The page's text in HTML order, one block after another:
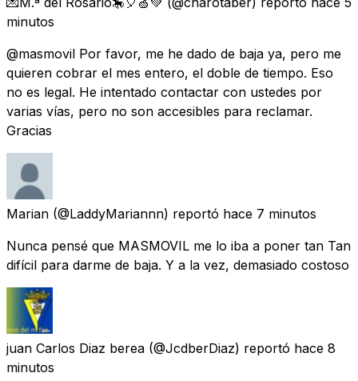
minutos
@masmovil Por favor, me he dado de baja ya, pero me
quieren cobrar el mes entero, el doble de tiempo. Eso
no es legal. He intentado contactar con ustedes por
varias vías, pero no son accesibles para reclamar.
Gracias
Marian (@LaddyMariannn) reportó hace 7 minutos
Nunca pensé que MASMOVIL me lo iba a poner tan Tan
difícil para darme de baja. Y a la vez, demasiado costoso
juan Carlos Diaz berea (@JcdberDiaz) reportó hace 8
minutos